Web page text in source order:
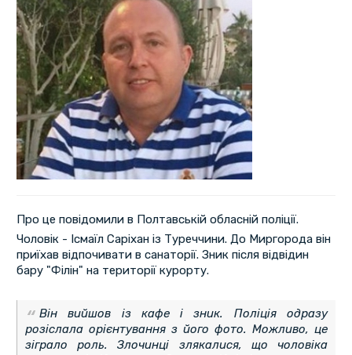
Про це повідомили в Полтавській обласній поліції.
Чоловік - Ісмаїл Саріхан із Туреччини. До Миргорода він
приїхав відпочивати в санаторії. Зник після відвідин
бару "Філін" на території курорту.
Він вийшов із кафе і зник. Поліція одразу
розіслала орієнтування з його фото. Можливо, це
зіграло роль. Злочинці злякалися, що чоловіка